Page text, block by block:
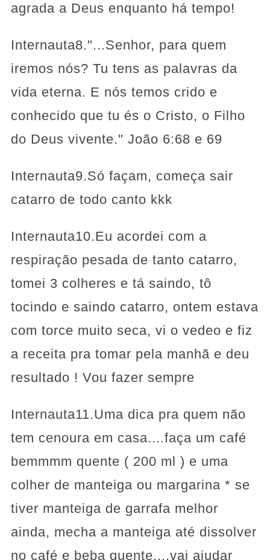
agrada a Deus enquanto há tempo!
Internauta8."...Senhor, para quem
iremos nós? Tu tens as palavras da
vida eterna. E nós temos crido e
conhecido que tu és o Cristo, o Filho
do Deus vivente." João 6:68 e 69
Internauta9.Só façam, começa sair
catarro de todo canto kkk
Internauta10.Eu acordei com a
respiração pesada de tanto catarro,
tomei 3 colheres e tá saindo, tô
tocindo e saindo catarro, ontem estava
com torce muito seca, vi o vedeo e fiz
a receita pra tomar pela manhã e deu
resultado ! Vou fazer sempre
Internauta11.Uma dica pra quem não
tem cenoura em casa....faça um café
bemmmm quente ( 200 ml ) e uma
colher de manteiga ou margarina * se
tiver manteiga de garrafa melhor
ainda, mecha a manteiga até dissolver
no café e beba quente....vai ajudar